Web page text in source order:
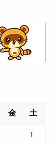
金
土
1